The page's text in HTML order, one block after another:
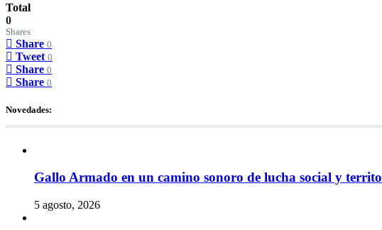
Total
0
Shares
Share 0
Tweet 0
Share 0
Share 0
Novedades:
Gallo Armado en un camino sonoro de lucha social y
5 agosto, 2026